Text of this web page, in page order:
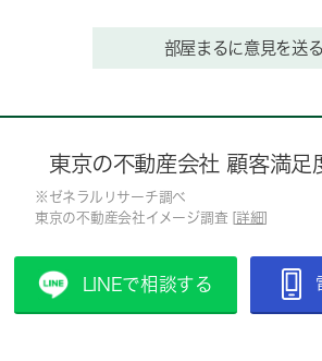
部屋まるに意見を送る
東京の不動産会社 顧客満足
※ゼネラルリサーチ調べ
東京の不動産会社イメージ調査 [ 詳細
LINEで相談する